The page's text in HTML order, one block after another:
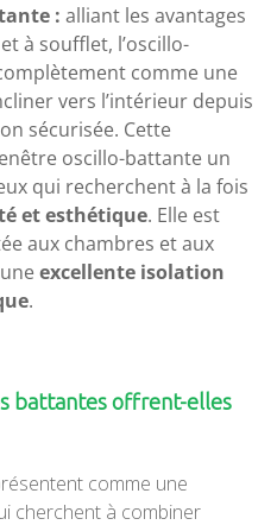
: alliant les avantages
à soufflet, l’oscillo-
comme une
vers l’intérieur depuis
sécurisée. Cette
oscillo-battante un
qui recherchent à la fois
et esthétique. Elle est
aux chambres et aux
excellente isolation
.
battantes offrent-elles
comme une
cherchent à combiner